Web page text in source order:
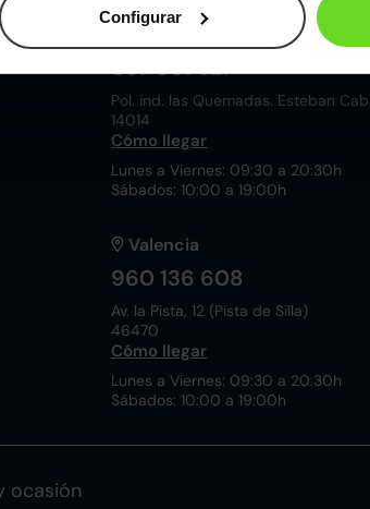
Configurar
857 881 521
Pol. ind. las Quemadas. Esteban
14014
Cómo llegar
Lunes a Viernes: 09:30 a 20:30h
Sábados: 10:00 a 19:00h
Valencia
960 136 608
Av. la Pista, 12 (Pista de Silla)
46470
Cómo llegar
Lunes a Viernes: 09:30 a 20:30h
Sábados: 10:00 a 19:00h
ocasión